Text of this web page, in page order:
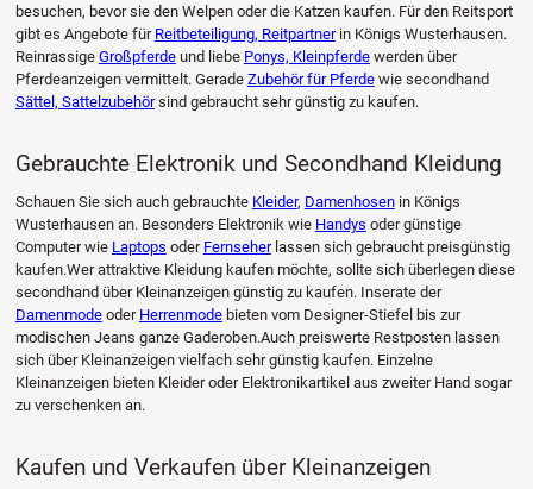
besuchen, bevor sie den Welpen oder die Katzen kaufen. Für den Reitsport
gibt es Angebote für Reitbeteiligung, Reitpartnerin Königs Wusterhausen.
Reinrassige Großpferdeund liebe Ponys, Kleinpferdewerden über
Pferdeanzeigen vermittelt. Gerade Zubehör für Pferdewie secondhand
Sättel, Sattelzubehörsind gebraucht sehr günstig zu kaufen.
Gebrauchte Elektronik und Secondhand Kleidung
Schauen Sie sich auch gebrauchte Kleider, Damenhosenin Königs
Wusterhausen an. Besonders Elektronik wie Handys oder günstige
Computer wie Laptops oder Fernseherlassen sich gebraucht preisgünstig
kaufen.Wer attraktive Kleidung kaufen möchte, sollte sich überlegen diese
secondhand über Kleinanzeigen günstig zu kaufen. Inserate der
Damenmodeoder Herrenmodebieten vom Designer-Stiefel bis zur
modischen Jeans ganze Gaderoben.Auch preiswerte Restposten lassen
sich über Kleinanzeigen vielfach sehr günstig kaufen. Einzelne
Kleinanzeigen bieten Kleider oder Elektronikartikel aus zweiter Hand sogar
zu verschenken an.
Kaufen und Verkaufen über Kleinanzeigen